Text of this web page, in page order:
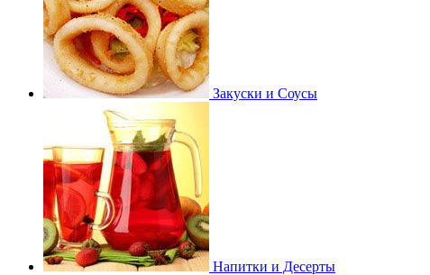
Закуски и Соусы
Напитки и Десерты